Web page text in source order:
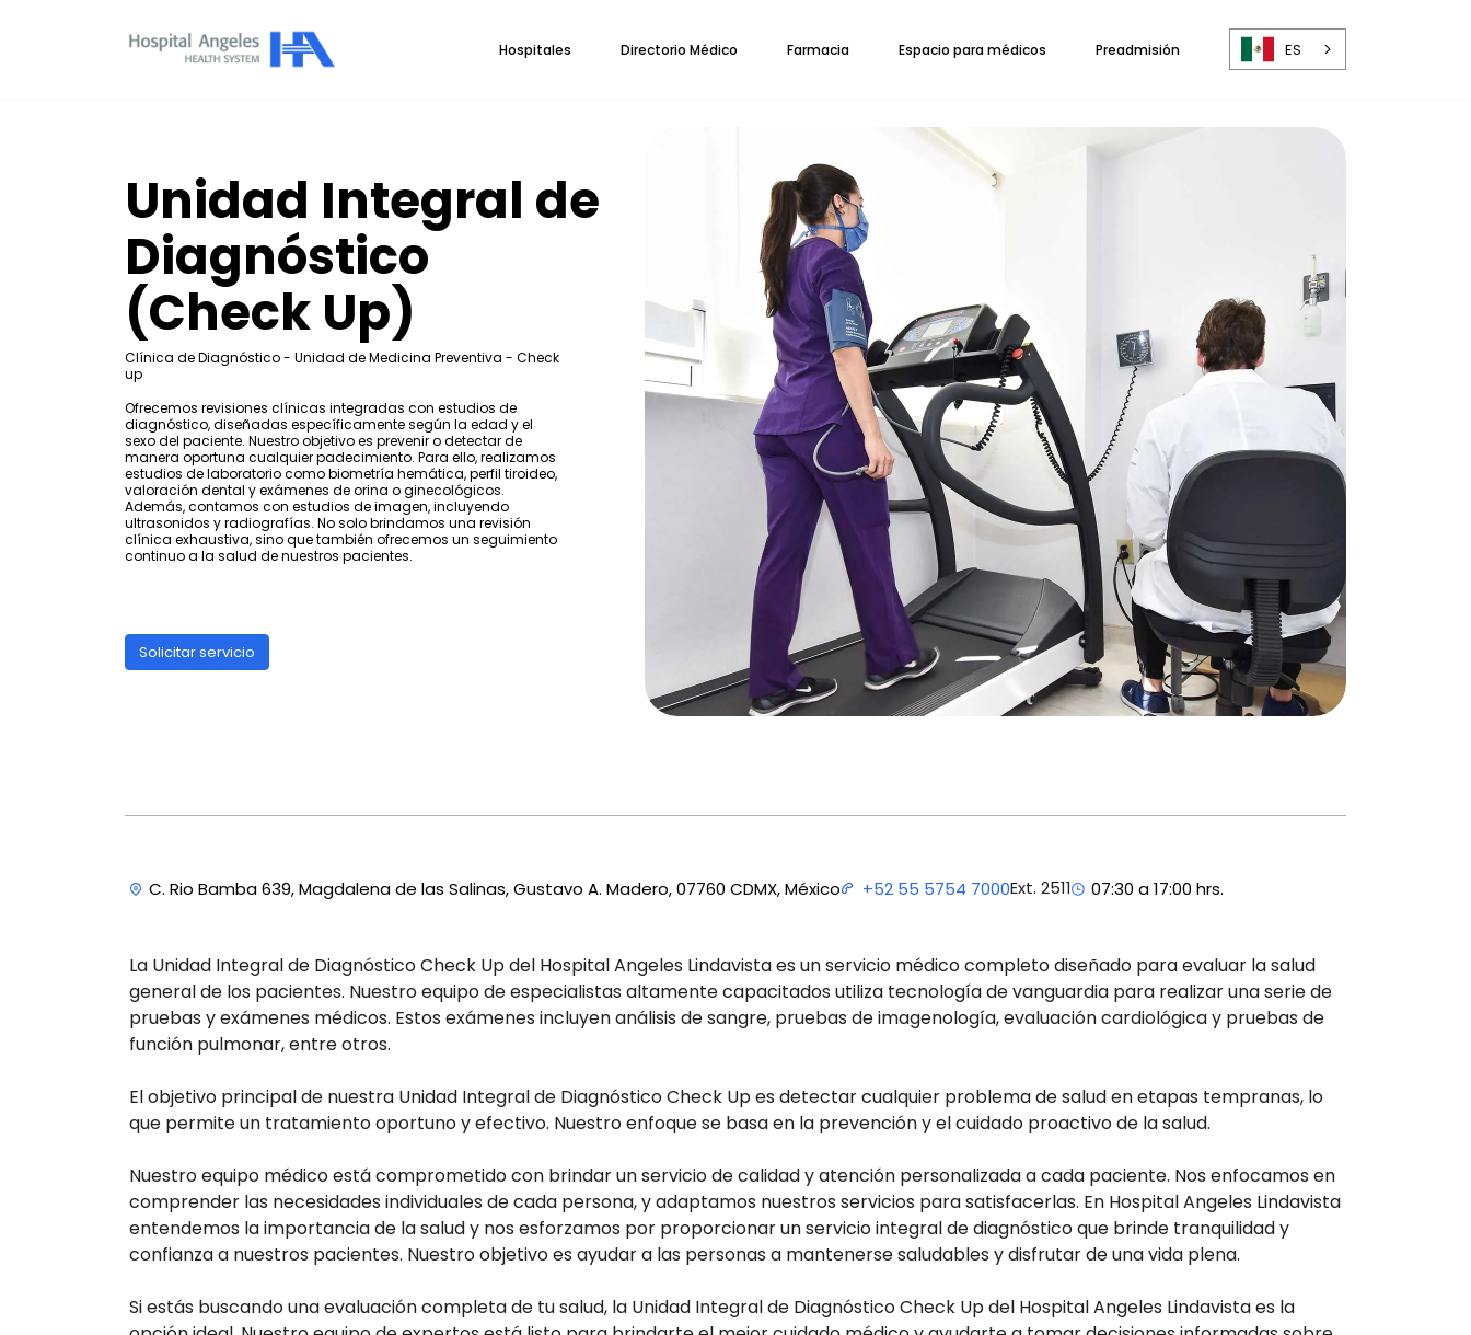
Hospitales Directorio Médico Farmacia Espacio para médicos Preadmisión ES
Unidad Integral de
Diagnóstico
(Check Up)
Clínica de Diagnóstico - Unidad de Medicina Preventiva - Check
up
Ofrecemos revisiones clínicas integradas con estudios de
diagnóstico, diseñadas específicamente según la edad y el
sexo del paciente. Nuestro objetivo es prevenir o detectar de
manera oportuna cualquier padecimiento. Para ello, realizamos
estudios de laboratorio como biometría hemática, perfil tiroideo,
valoración dental y exámenes de orina o ginecológicos.
Además, contamos con estudios de imagen, incluyendo
ultrasonidos y radiografías. No solo brindamos una revisión
clínica exhaustiva, sino que también ofrecemos un seguimiento
continuo a la salud de nuestros pacientes.
Solicitar servicio
C. Rio Bamba 639, Magdalena de las Salinas, Gustavo A. Madero, 07760 CDMX, México +52 55 5754 7000Ext. 2511 07:30 a 17:00 hrs.
La Unidad Integral de Diagnóstico Check Up del Hospital Angeles Lindavista es un servicio médico completo diseñado para evaluar la salud
general de los pacientes. Nuestro equipo de especialistas altamente capacitados utiliza tecnología de vanguardia para realizar una serie de
pruebas y exámenes médicos. Estos exámenes incluyen análisis de sangre, pruebas de imagenología, evaluación cardiológica y pruebas de
función pulmonar, entre otros.
El objetivo principal de nuestra Unidad Integral de Diagnóstico Check Up es detectar cualquier problema de salud en etapas tempranas, lo
que permite un tratamiento oportuno y efectivo. Nuestro enfoque se basa en la prevención y el cuidado proactivo de la salud.
Nuestro equipo médico está comprometido con brindar un servicio de calidad y atención personalizada a cada paciente. Nos enfocamos en
comprender las necesidades individuales de cada persona, y adaptamos nuestros servicios para satisfacerlas. En Hospital Angeles Lindavista
entendemos la importancia de la salud y nos esforzamos por proporcionar un servicio integral de diagnóstico que brinde tranquilidad y
confianza a nuestros pacientes. Nuestro objetivo es ayudar a las personas a mantenerse saludables y disfrutar de una vida plena.
Si estás buscando una evaluación completa de tu salud, la Unidad Integral de Diagnóstico Check Up del Hospital Angeles Lindavista es la